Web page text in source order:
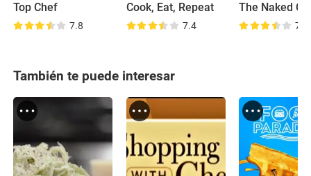
Top Chef
7.8
Cook, Eat, Repeat
7.4
The Naked
7.5
También te puede interesar